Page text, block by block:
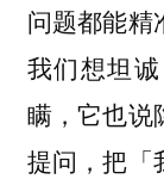
问题都能精
我们想坦
瞒，它也说
提问，把「